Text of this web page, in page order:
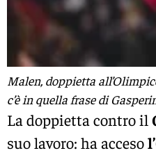
Malen, doppietta
c’è in quella frase di
La doppietta contro il
suo lavoro: ha acceso